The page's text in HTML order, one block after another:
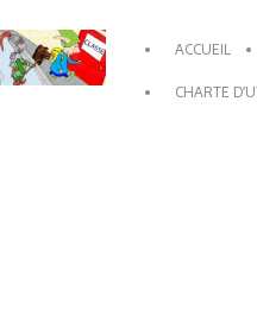
Primary
Menu
ACCUEIL
CHARTE